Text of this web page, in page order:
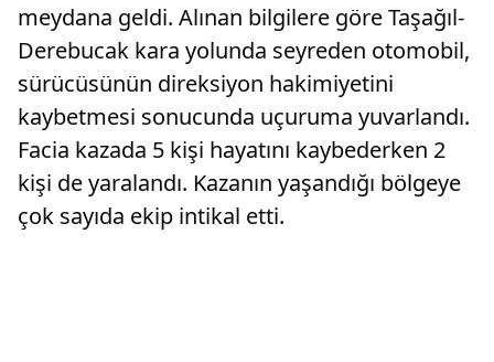
meydana geldi. Alınan bilgilere göre Taşağıl-
Derebucak kara yolunda seyreden otomobil,
sürücüsünün direksiyon hakimiyetini
kaybetmesi sonucunda uçuruma yuvarlandı.
Facia kazada 5 kişi hayatını kaybederken 2
kişi de yaralandı. Kazanın yaşandığı bölgeye
çok sayıda ekip intikal etti.